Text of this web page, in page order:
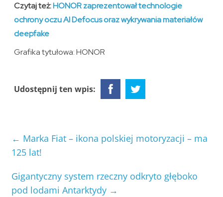
Czytaj też:HONOR zaprezentował technologie
ochrony oczu AI Defocus oraz wykrywania materiałów
deepfake
Grafika tytułowa: HONOR
Udostępnij ten wpis:
← Marka Fiat – ikona polskiej motoryzacji – ma
125 lat!
Gigantyczny system rzeczny odkryto głęboko
pod lodami Antarktydy →